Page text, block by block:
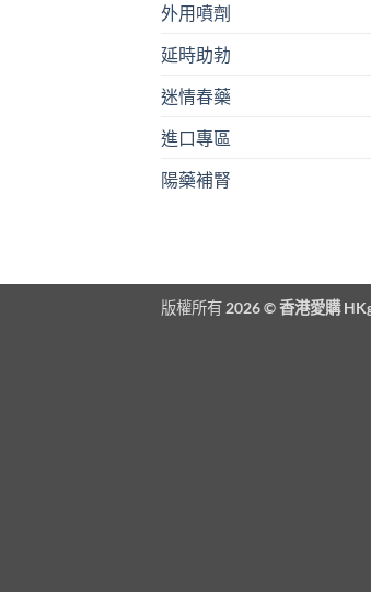
外用噴劑
延時助勃
迷情春藥
進口專區
陽藥補腎
版權所有 2026 ©香港愛購